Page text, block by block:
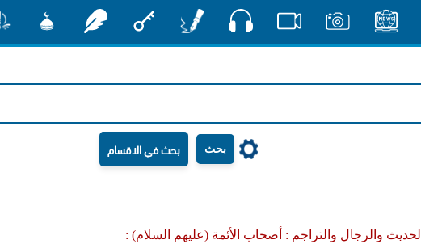
بحث
الحديث والرجال والتراجم : أصحاب الأئمة (عليهم السلام) :